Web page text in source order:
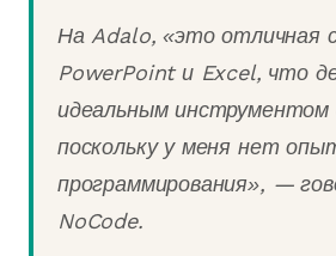
На Adalo, «это отличная
PowerPoint и Excel, что
идеальным инструментом
поскольку у меня нет
программирования», —
NoCode.